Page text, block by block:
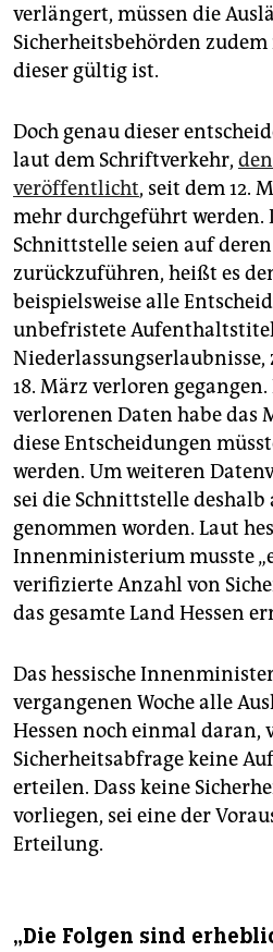
verlängert, müssen die
Sicherheitsbehörden
dieser gültig ist.
Doch genau dieser
laut dem Schriftverkehr,
veröffentlicht, seit dem 12.
mehr durchgeführt werden.
Schnittstelle seien auf
zurückzuführen, heißt es
beispielsweise alle
unbefristete
Niederlassungserlaubnisse,
18. März verloren
verlorenen Daten habe
diese Entscheidungen
werden. Um weiteren
sei die Schnittstelle deshalb
genommen worden. Laut
Innenministerium musste
verifizierte Anzahl von
das gesamte Land Hessen
Das hessische
vergangenen Woche alle
Hessen noch einmal daran,
Sicherheitsabfrage keine
erteilen. Dass keine
vorliegen, sei eine der
Erteilung.
„Die Folgen sind